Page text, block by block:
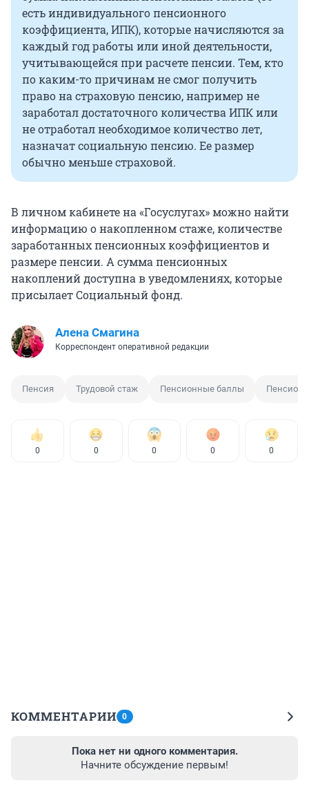
есть индивидуального пенсионного
коэффициента, ИПК), которые начисляются за
каждый год работы или иной деятельности,
учитывающейся при расчете пенсии. Тем, кто
по каким-то причинам не смог получить
право на страховую пенсию, например не
заработал достаточного количества ИПК или
не отработал необходимое количество лет,
назначат социальную пенсию. Ее размер
обычно меньше страховой.
В личном кабинете на «Госуслугах» можно найти
информацию о накопленном стаже, количестве
заработанных пенсионных коэффициентов и
размере пенсии. А сумма пенсионных
накоплений доступна в уведомлениях, которые
присылает Социальный фонд.
Алена Смагина
Корреспондент оперативной редакции
Пенсия Трудовой стаж Пенсионные баллы
0 0 0 0 0
КОММЕНТАРИИ 0
Пока нет ни одного комментария.
Начните обсуждение первым!